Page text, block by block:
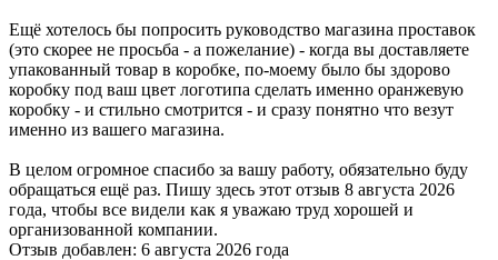
Ещё хотелось бы попросить руководство магазина проставок
(это скорее не просьба - а пожелание) - когда вы доставляете
упакованный товар в коробке, по-моему было бы здорово
коробку под ваш цвет логотипа сделать именно оранжевую
коробку - и стильно смотрится - и сразу понятно что везут
именно из вашего магазина.
В целом огромное спасибо за вашу работу, обязательно буду
обращаться ещё раз. Пишу здесь этот отзыв 8 августа 2026
года, чтобы все видели как я уважаю труд хорошей и
организованной компании.
Отзыв добавлен: 6 августа 2026 года